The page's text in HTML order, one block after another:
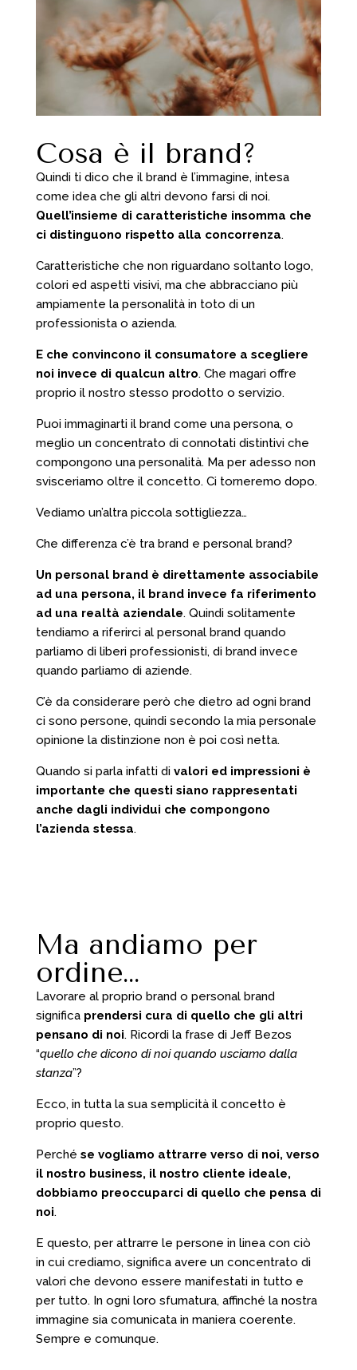
Cosa è il brand?
Quindi ti dico che il brand è l’immagine, intesa
come idea che gli altri devono farsi di noi.
Quell’insieme di caratteristiche insomma che
ci distinguono rispetto alla concorrenza.
Caratteristiche che non riguardano soltanto logo,
colori ed aspetti visivi, ma che abbracciano più
ampiamente la personalità in toto di un
professionista o azienda.
E che convincono il consumatore a scegliere
noi invece di qualcun altro. Che magari offre
proprio il nostro stesso prodotto o servizio.
Puoi immaginarti il brand come una persona, o
meglio un concentrato di connotati distintivi che
compongono una personalità. Ma per adesso non
svisceriamo oltre il concetto. Ci torneremo dopo.
Vediamo un’altra piccola sottigliezza…
Che differenza c’è tra brand e personal brand?
Un personal brand è direttamente associabile
ad una persona, il brand invece fa riferimento
ad una realtà aziendale. Quindi solitamente
tendiamo a riferirci al personal brand quando
parliamo di liberi professionisti, di brand invece
quando parliamo di aziende.
C’è da considerare però che dietro ad ogni brand
ci sono persone, quindi secondo la mia personale
opinione la distinzione non è poi così netta.
Quando si parla infatti di valori ed impressioni è
importante che questi siano rappresentati
anche dagli individui che compongono
l’azienda stessa.
Ma andiamo per
ordine…
Lavorare al proprio brand o personal brand
significa prendersi cura di quello che gli altri
pensano di noi. Ricordi la frase di Jeff Bezos
“quello che dicono di noi quando usciamo dalla
stanza”?
Ecco, in tutta la sua semplicità il concetto è
proprio questo.
Perché se vogliamo attrarre verso di noi, verso
il nostro business, il nostro cliente ideale,
dobbiamo preoccuparci di quello che pensa di
noi.
E questo, per attrarre le persone in linea con ciò
in cui crediamo, significa avere un concentrato di
valori che devono essere manifestati in tutto e
per tutto. In ogni loro sfumatura, affinché la nostra
immagine sia comunicata in maniera coerente.
Sempre e comunque.